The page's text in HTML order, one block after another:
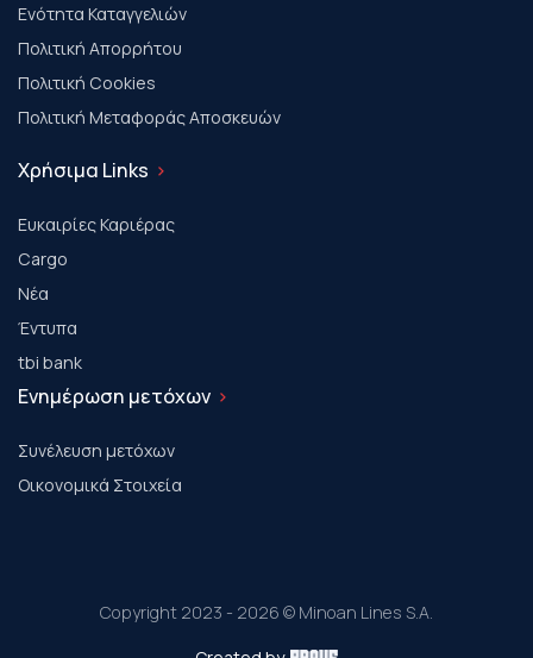
Ενότητα Καταγγελιών
Πολιτική Απορρήτου
Πολιτική Cookies
Πολιτική Μεταφοράς Αποσκευών
Χρήσιμα Links
Ευκαιρίες Καριέρας
Cargo
Νέα
Έντυπα
tbi bank
Ενημέρωση μετόχων
Συνέλευση μετόχων
Οικονομικά Στοιχεία
Copyright 2023 - 2026 © Minoan Lines S.A.